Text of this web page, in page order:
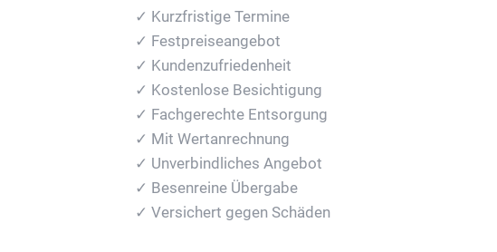
✓ Kurzfristige Termine
✓ Festpreiseangebot
✓ Kundenzufriedenheit
✓ Kostenlose Besichtigung
✓ Fachgerechte Entsorgung
✓ Mit Wertanrechnung
✓ Unverbindliches Angebot
✓ Besenreine Übergabe
✓ Versichert gegen Schäden